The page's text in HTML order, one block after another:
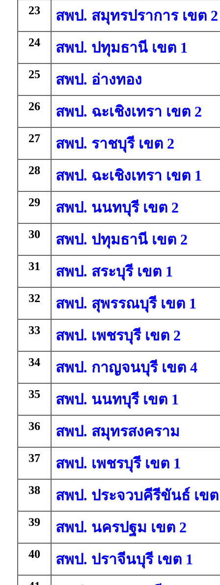
23 สพป. สมุทรปราการ เขต 2
24 สพป. ปทุมธานี เขต 1
25 สพป. อ่างทอง
26 สพป. ฉะเชิงเทรา เขต 2
27 สพป. ราชบุรี เขต 2
28 สพป. ฉะเชิงเทรา เขต 1
29 สพป. นนทบุรี เขต 2
30 สพป. ปทุมธานี เขต 2
31 สพป. สระบุรี เขต 1
32 สพป. สุพรรณบุรี เขต 1
33 สพป. เพชรบุรี เขต 2
34 สพป. กาญจนบุรี เขต 4
35 สพป. นนทบุรี เขต 1
36 สพป. สมุทรสงคราม
37 สพป. เพชรบุรี เขต 1
38 สพป. ประจวบคีรีขันธ์ เขต
39 สพป. นครปฐม เขต 2
40 สพป. ปราจีนบุรี เขต 1